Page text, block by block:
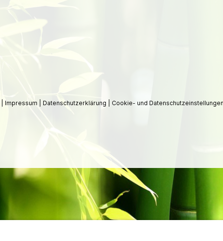
Impressum Datenschutzerklärung Cookie- und Datenschutzeinstellungen